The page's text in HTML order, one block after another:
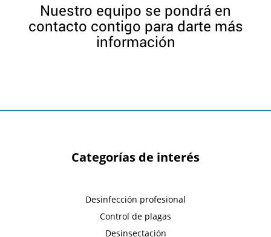
Nuestro equipo se pondrá en
contacto contigo para darte más
información
Categorías de interés
Desinfección profesional
Control de plagas
Desinsectación